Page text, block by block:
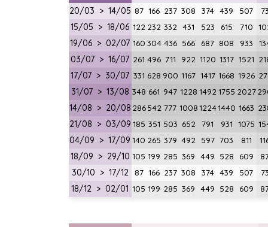
20/03 > 14/05 87 166 237 308 374 439 507
15/05 > 18/06 122 232 332 431 523 615 710
19/06 > 02/07 160 304 436 566 687 808 933
03/07 > 16/07 261 496 711 922 1120 1317 1521
17/07 > 30/07 331 628 900 1167 1417 1668 1926
31/07 > 13/08 348 661 947 1228 1492 1755 2027
14/08 > 20/08 286 542 777 100812241440 1663
21/08 > 03/09 185 351 503 652 791 931 1075
04/09 > 17/09 140 265 379 492 597 703 811
18/09 > 29/10 105 199 285 369 449 528 609
30/10 > 17/12 87 166 237 308 374 439 507
18/12 > 02/01 105 199 285 369 449 528 609